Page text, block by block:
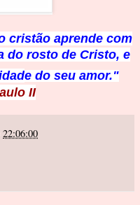
cristão aprende com
do rosto de Cristo, e
de do seu amor."
II
22:06:00